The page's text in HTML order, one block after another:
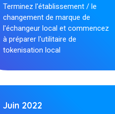
Terminez l'établissement / le
changement de marque de
l'échangeur local et commencez
à préparer l'utilitaire de
tokenisation local
Juin 2022